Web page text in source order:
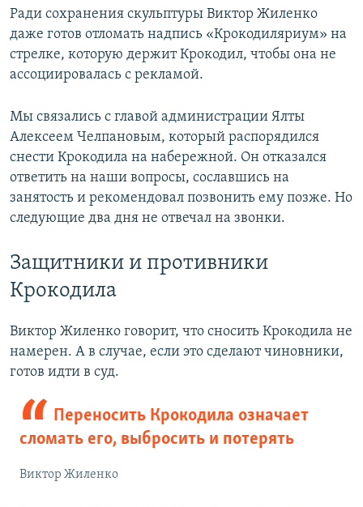
Ради сохранения скульптуры Виктор Жиленко
даже готов отломать надпись «Крокодиляриум» на
стрелке, которую держит Крокодил, чтобы она не
ассоциировалась с рекламой.
Мы связались с главой администрации Ялты
Алексеем Челпановым, который распорядился
снести Крокодила на набережной. Он отказался
ответить на наши вопросы, сославшись на
занятость и рекомендовал позвонить ему позже. Но
следующие два дня не отвечал на звонки.
Защитники и противники
Крокодила
Виктор Жиленко говорит, что сносить Крокодила не
намерен. А в случае, если это сделают чиновники,
готов идти в суд.
Переносить Крокодила означает
сломать его, выбросить и потерять
Виктор Жиленко